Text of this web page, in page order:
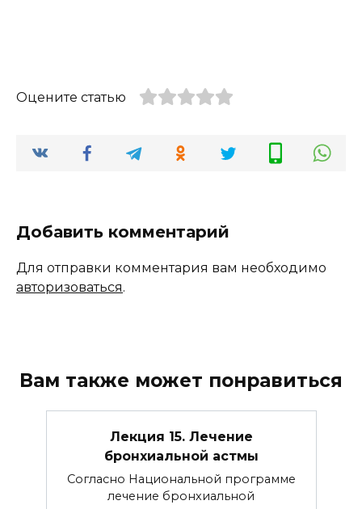
Оцените статью
Добавить комментарий
Для отправки комментария вам необходимо
авторизоваться.
Вам также может понравиться
Лекция 15. Лечение
бронхиальной астмы
Согласно Национальной программе
лечение бронхиальной